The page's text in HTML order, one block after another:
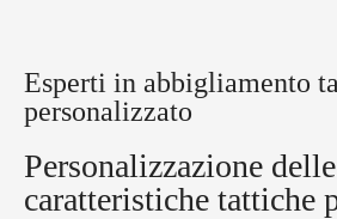
Esperti in abbigliamento
personalizzato
Personalizzazione delle
caratteristiche tattiche